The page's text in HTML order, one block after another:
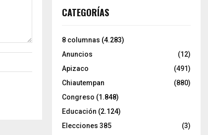
CATEGORÍAS
8 columnas (4.283)
Anuncios
(12)
Apizaco
(491)
Chiautempan
(880)
Congreso (1.848)
Educación (2.124)
Elecciones 385
(3)